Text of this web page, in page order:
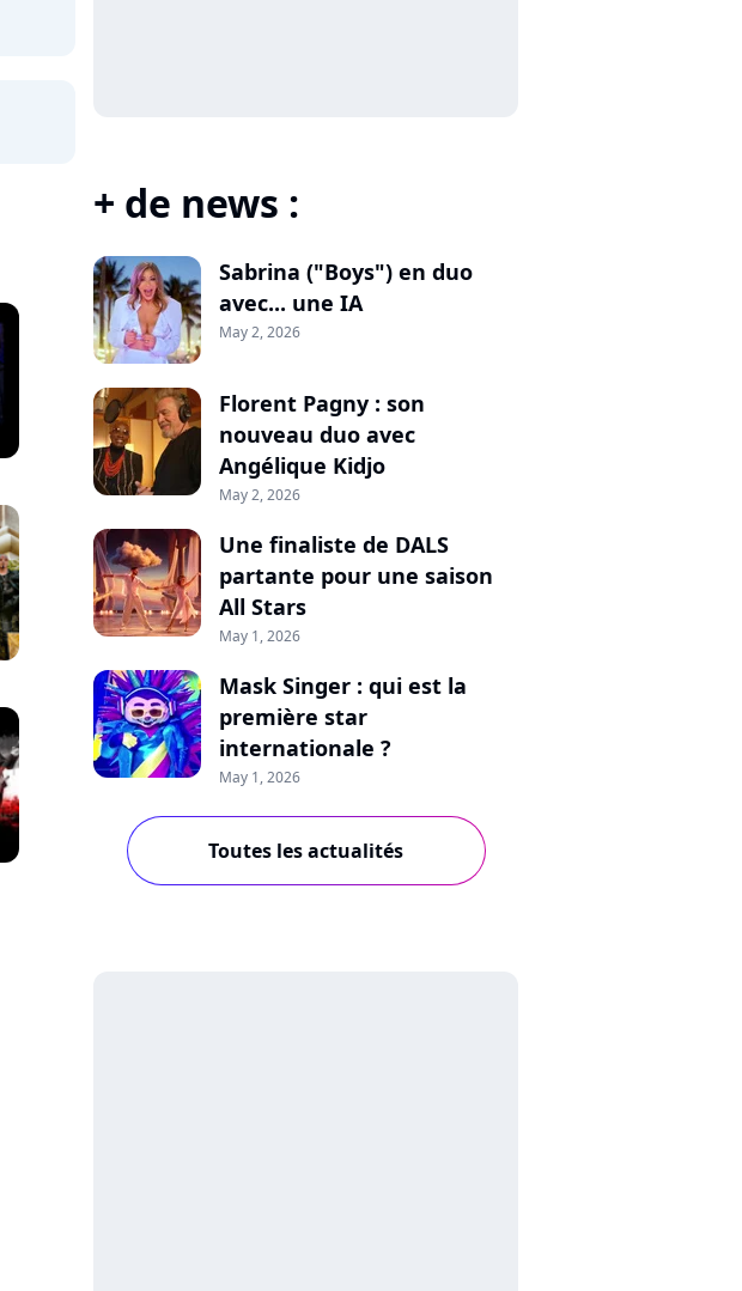
+ de news :
Sabrina ("Boys") en duo
avec... une IA
May 2, 2026
Florent Pagny : son
nouveau duo avec
Angélique Kidjo
May 2, 2026
Une finaliste de DALS
partante pour une saison
All Stars
May 1, 2026
Mask Singer : qui est la
première star
internationale ?
May 1, 2026
Toutes les actualités